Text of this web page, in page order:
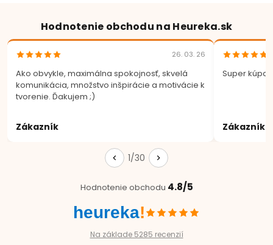
Hodnotenie obchodu na Heureka.sk
26. 03. 26
Ako obvykle, maximálna spokojnosť, skvelá
komunikácia, množstvo inšpirácie a motivácie k
tvorenie. Ďakujem ;)
Zákazník
Super
Zákazník
1/30
Hodnotenie obchodu 4.8/5
heureka!
Na základe 5285 recenzií